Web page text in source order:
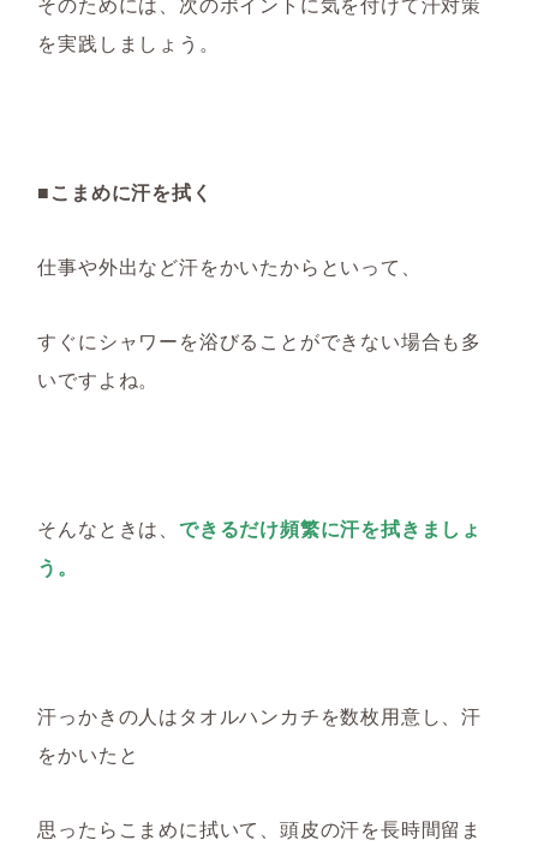
を実践しましょう。
■こまめに汗を拭く
仕事や外出など汗をかいたからといって、
すぐにシャワーを浴びることができない場合も多
いですよね。
そんなときは、 できるだけ頻繁に汗を拭きましょ
う。
汗っかきの人はタオルハンカチを数枚用意し、汗
をかいたと
思ったらこまめに拭いて 、 頭皮の汗を長時間留ま